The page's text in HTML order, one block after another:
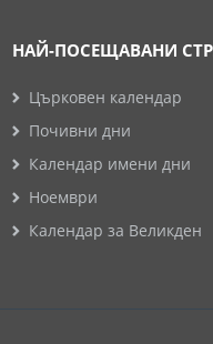
НАЙ-ПОСЕЩАВАНИ
Църковен календар
Почивни дни
Календар имени дни
Ноември
Календар за Великден